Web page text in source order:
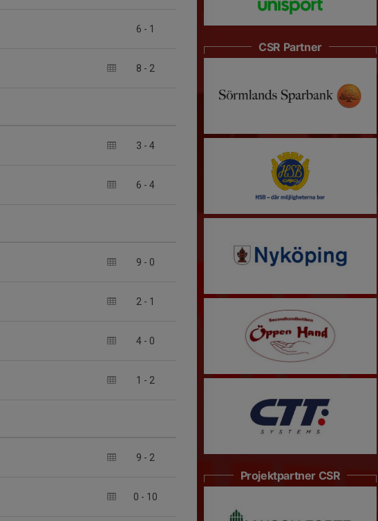
6 - 1
8 - 2
3 - 4
6 - 4
9 - 0
2 - 1
4 - 0
1 - 2
9 - 2
0 - 10
CSR Partner
Projektpartner CSR